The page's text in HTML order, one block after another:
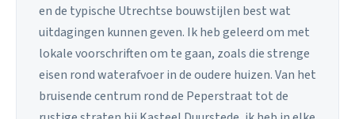
en de typische Utrechtse bouwstijlen best wat
uitdagingen kunnen geven. Ik heb geleerd om met
lokale voorschriften om te gaan, zoals die strenge
eisen rond waterafvoer in de oudere huizen. Van het
bruisende centrum rond de Peperstraat tot de